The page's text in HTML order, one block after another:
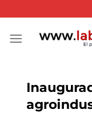
to
content